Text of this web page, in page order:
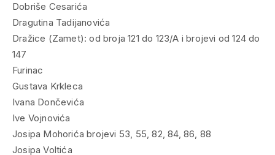
Dobriše Cesarića
Dragutina Tadijanovića
Dražice (Zamet): od broja 121 do 123/A i brojevi od 124 do
147
Furinac
Gustava Krkleca
Ivana Dončevića
Ive Vojnovića
Josipa Mohorića brojevi 53, 55, 82, 84, 86, 88
Josipa Voltića